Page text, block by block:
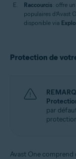
Raccourcis : offre
populaires d’Avast
disponible via
Protection de
par
Avast One